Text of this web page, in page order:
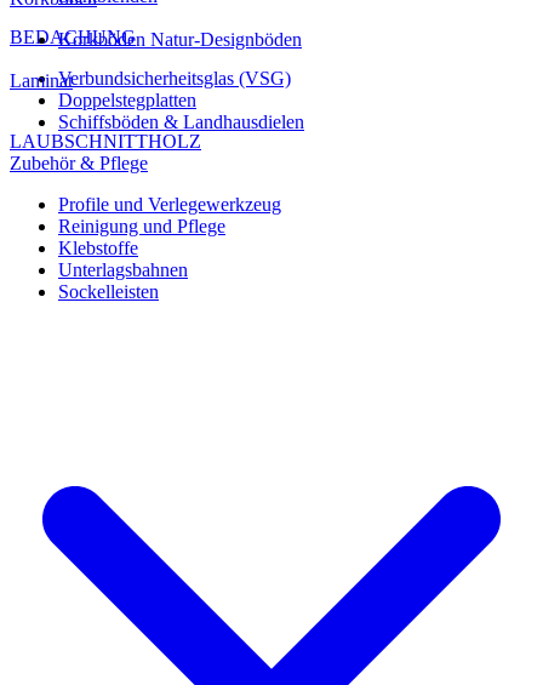
BEDACHUNG
Verbundsicherheitsglas (VSG)
Doppelstegplatten
LAUBSCHNITTHOLZ
Korkböden Natur-Designböden
Laminat
Schiffsböden & Landhausdielen
Zubehör & Pflege
Profile und Verlegewerkzeug
Reinigung und Pflege
Klebstoffe
Unterlagsbahnen
Sockelleisten